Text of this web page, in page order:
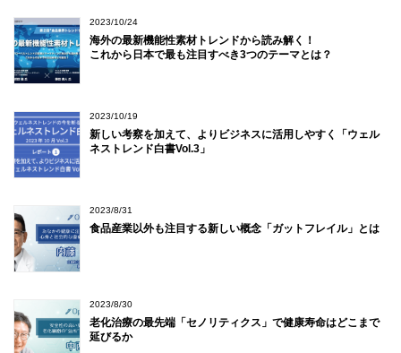
2023/10/24
海外の最新機能性素材トレンドから読み解く！
これから日本で最も注目すべき3つのテーマとは？
2023/10/19
新しい考察を加えて、よりビジネスに活用しやすく「ウェル
ネストレンド白書Vol.3」
2023/8/31
食品産業以外も注目する新しい概念「ガットフレイル」とは
2023/8/30
老化治療の最先端「セノリティクス」で健康寿命はどこまで
延びるか